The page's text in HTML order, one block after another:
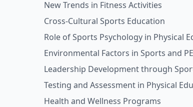
New Trends in Fitness Activities
Cross-Cultural Sports Education
Role of Sports Psychology in Physical
Environmental Factors in Sports and PE
Leadership Development through
Testing and Assessment in Physical
Health and Wellness Programs